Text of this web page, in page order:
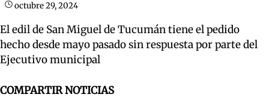
octubre 29, 2024
El edil de San Miguel de Tucumán tiene el pedido
hecho desde mayo pasado sin respuesta por parte del
Ejecutivo municipal
COMPARTIR NOTICIAS